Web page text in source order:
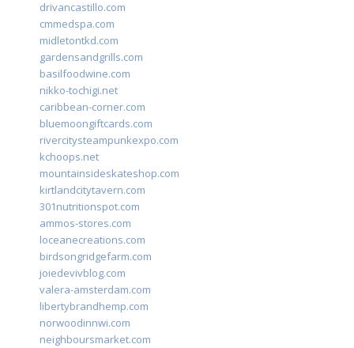
drivancastillo.com
cmmedspa.com
midletontkd.com
gardensandgrills.com
basilfoodwine.com
nikko-tochigi.net
caribbean-corner.com
bluemoongiftcards.com
rivercitysteampunkexpo.com
kchoops.net
mountainsideskateshop.com
kirtlandcitytavern.com
301nutritionspot.com
ammos-stores.com
loceanecreations.com
birdsongridgefarm.com
joiedevivblog.com
valera-amsterdam.com
libertybrandhemp.com
norwoodinnwi.com
neighboursmarket.com